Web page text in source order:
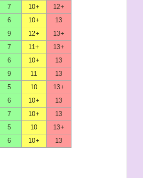
7 10+
12+
6 10+
13
9 12+ 13+
7 11+
13+
6 10+ 13
9 11
13
5 10
13+
6 10+ 13
7 10+
13
5 10
13+
6 10+ 13